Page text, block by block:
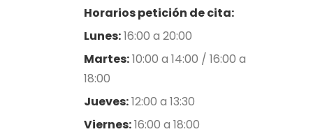
Horarios petición de cita:
Lunes:16:00 a 20:00
Martes:10:00 a 14:00 / 16:00 a
18:00
Jueves:12:00 a 13:30
Viernes:16:00 a 18:00